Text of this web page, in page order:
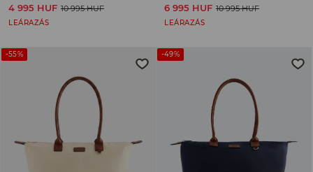
4 995 HUF 10 995 HUF
LEÁRAZÁS
6 995 HUF 10 995 HUF
LEÁRAZÁS
-55% -49%